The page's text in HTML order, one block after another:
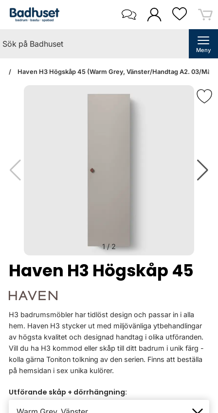
Meny
Haven H3 Högskåp 45 (Warm Grey, Vänster/Handtag A2. 03/
1/ 2
Haven H3 Högskåp 45
H3 badrumsmöbler har tidlöst design och passar in i alla
hem. Haven H3 stycker ut med miljövänliga ytbehandlingar
av högsta kvalitet och designad handtag i olika utföranden.
Vill du ha H3 kommod eller skåp till ditt badrum i unik färg -
kolla gärna Toniton tolkning av den serien. Finns att beställa
på hemsidan i sex unika kulörer.
Utförande skåp + dörrhängning: